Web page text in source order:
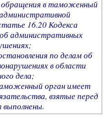
обращения в таможенный
16.20 Кодекса
административных
по делам об
в области
дела;
орган имеет
взятые перед
выполнены.